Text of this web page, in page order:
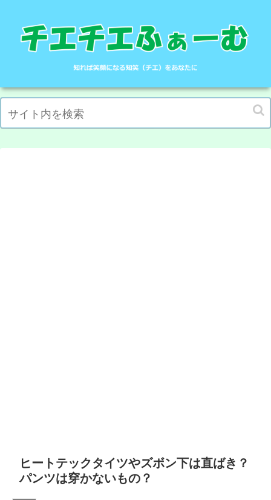
ヒートテックタイツやズボン下は直ばき？
パンツは穿かないもの？